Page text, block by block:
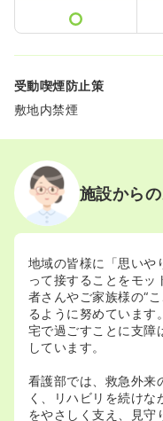
受動喫煙防止策
敷地内禁煙
施設から
地域の皆様に「思いや
って接することをモッ
者さんやご家族様の“
るように努めています
宅で過ごすことに支障
しています。
看護部では、救急外来
く、リハビリを続けな
をやさしく支え、見守